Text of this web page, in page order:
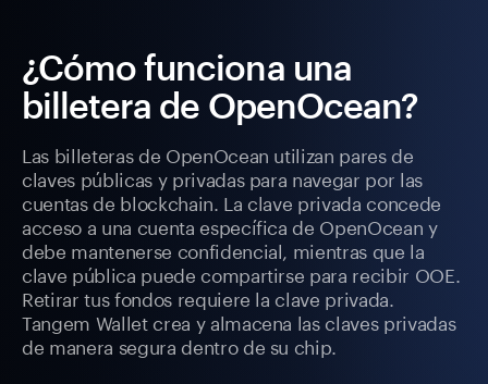
¿Cómo funciona una
billetera de OpenOcean?
Las billeteras de OpenOcean utilizan pares de
claves públicas y privadas para navegar por las
cuentas de blockchain. La clave privada concede
acceso a una cuenta específica de OpenOcean y
debe mantenerse confidencial, mientras que la
clave pública puede compartirse para recibir OOE.
Retirar tus fondos requiere la clave privada.
Tangem Wallet crea y almacena las claves privadas
de manera segura dentro de su chip.